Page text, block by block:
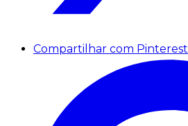
Compartilhar com Pinterest